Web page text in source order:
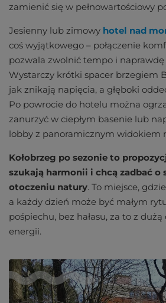
zamienić się w pełnowartościowy
Jesienny lub zimowy hotel nad
coś wyjątkowego – połączenie
pozwala zwolnić tempo i naprawdę
Wystarczy krótki spacer brzegiem
jak znikają napięcia, a głęboki
Po powrocie do hotelu można
zanurzyć w ciepłym basenie lub
lobby z panoramicznym widokiem
Kołobrzeg po sezonie to
szukają harmonii i chcą zadbać o
otoczeniu natury. To miejsce,
a każdy dzień może być małym
pośpiechu, bez hałasu, za to z
energii.